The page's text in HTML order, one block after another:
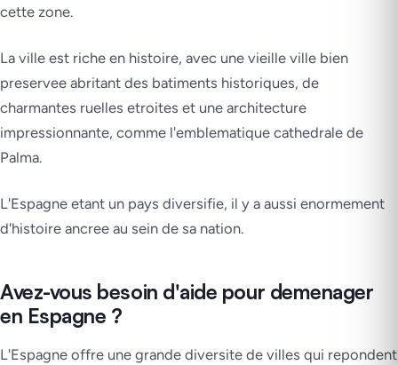
cette zone.
La ville est riche en histoire, avec une vieille ville bien
preservee abritant des batiments historiques, de
charmantes ruelles etroites et une architecture
impressionnante, comme l'emblematique cathedrale de
Palma.
L'Espagne etant un pays diversifie, il y a aussi enormement
d'histoire ancree au sein de sa nation.
Avez-vous besoin d'aide pour demenager
en Espagne ?
L'Espagne offre une grande diversite de villes qui repondent